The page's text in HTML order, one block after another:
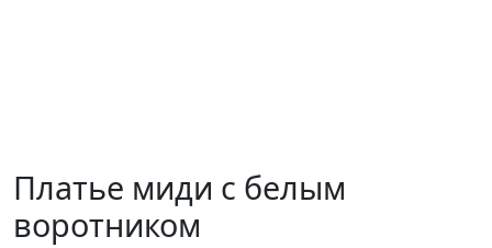
Платье миди с белым
воротником